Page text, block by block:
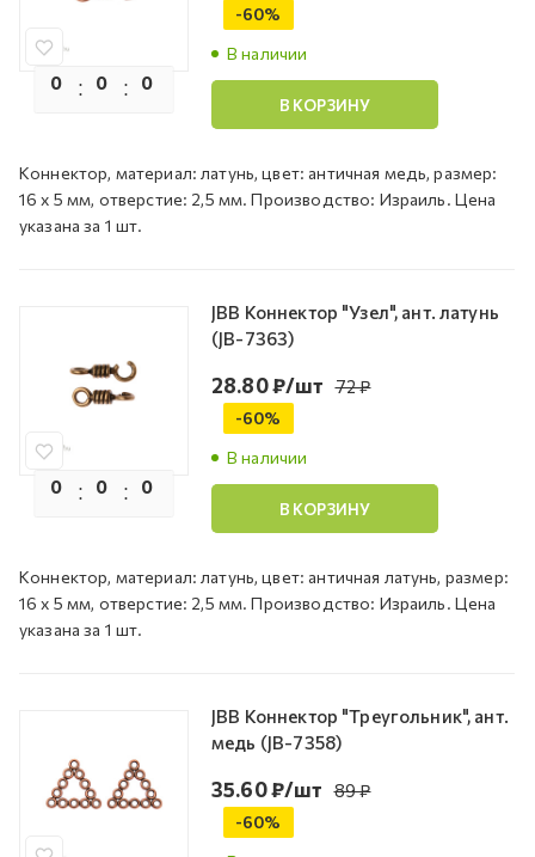
0 0 0
В наличии
-60%
В КОРЗИНУ
Коннектор, материал: латунь, цвет: античная медь, размер:
16 х 5 мм, отверстие: 2,5 мм. Производство: Израиль. Цена
указана за 1 шт.
0 0 0
JBB Коннектор "Узел", ант. латунь
(JB-7363)
В наличии
28.80₽/шт 72₽
-60%
В КОРЗИНУ
Коннектор, материал: латунь, цвет: античная латунь, размер:
16 х 5 мм, отверстие: 2,5 мм. Производство: Израиль. Цена
указана за 1 шт.
JBB Коннектор "Треугольник", ант.
медь (JB-7358)
35.60₽/шт 89₽
-60%